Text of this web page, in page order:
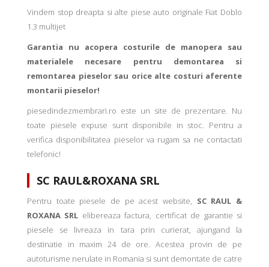
Vindem stop dreapta si alte piese auto originale Fiat Doblo
1.3 multijet
Garantia nu acopera costurile de manopera sau
materialele necesare pentru demontarea si
remontarea pieselor sau orice alte costuri aferente
montarii pieselor!
piesedindezmembrari.ro este un site de prezentare. Nu
toate piesele expuse sunt disponibile in stoc. Pentru a
verifica disponibilitatea pieselor va rugam sa ne contactati
telefonic!
SC RAUL&ROXANA SRL
Pentru toate piesele de pe acest website, SC RAUL &
ROXANA SRL elibereaza factura, certificat de garantie si
piesele se livreaza in tara prin curierat, ajungand la
destinatie in maxim 24 de ore. Acestea provin de pe
autoturisme nerulate in Romania si sunt demontate de catre